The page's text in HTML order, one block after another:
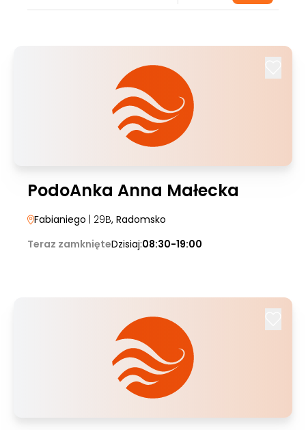
PodoAnka Anna Małecka
Fabianiego | 29B, Radomsko
Teraz zamknięteDzisiaj:08:30-19:00